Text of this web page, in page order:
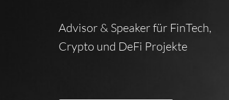
Advisor & Speaker für FinTech,
Crypto und DeFi Projekte